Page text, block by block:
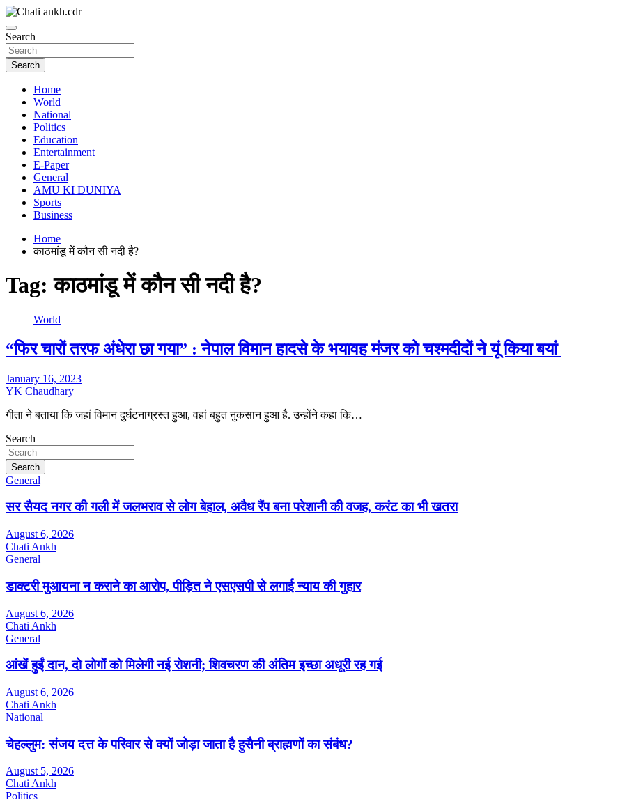
Skip
to
content
Chatiankh
News Paper
Search
Search
Home
World
National
Politics
Education
Entertainment
E-Paper
General
AMU KI DUNIYA
Sports
Business
Home
काठमांडू में कौन सी नदी है?
Tag:काठमांडू में कौन सी नदी है?
World
“फिर चारों तरफ अंधेरा छा गया” : नेपाल विमान हादसे के भयावह मंजर को चश्‍मदीदों ने यूं किया बयां
January 16, 2023
YK Chaudhary
गीता ने बताया कि जहां विमान दुर्घटनाग्रस्त हुआ, वहां बहुत नुकसान हुआ है. उन्होंने कहा कि…
Search
Search
General
सर सैयद नगर की गली में जलभराव से लोग बेहाल, अवैध रैंप बना परेशानी की वजह, करंट का भी खतरा
August 6, 2026
Chati Ankh
General
डाक्टरी मुआयना न कराने का आरोप, पीड़ित ने एसएसपी से लगाई न्याय की गुहार
August 6, 2026
Chati Ankh
General
आंखें हुईं दान, दो लोगों को मिलेगी नई रोशनी; शिवचरण की अंतिम इच्छा अधूरी रह गई
August 6, 2026
Chati Ankh
National
चेहल्लुम: संजय दत्त के परिवार से क्यों जोड़ा जाता है हुसैनी ब्राह्मणों का संबंध?
August 5, 2026
Chati Ankh
Politics